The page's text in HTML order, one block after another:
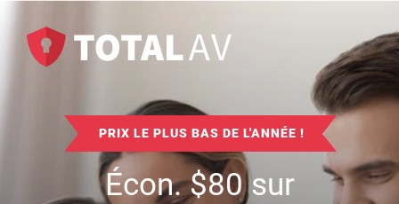
PRIX LE PLUS BAS DE L'ANNÉE !
Écon.$80sur